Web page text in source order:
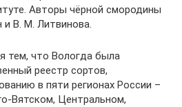
Авторы чёрной смородины
и В. М. Литвинова.
тем, что Вологда была
реестр сортов,
в пяти регионах России –
Вятском, Центральном,